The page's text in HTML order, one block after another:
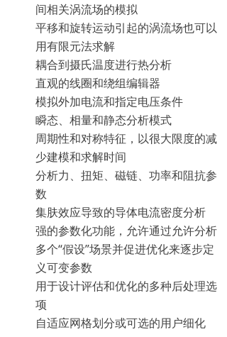
间相关涡流场的模拟
平移和旋转运动引起的涡流场也可以
用有限元法求解
耦合到摄氏温度进行热分析
直观的线圈和绕组编辑器
模拟外加电流和指定电压条件
瞬态、相量和静态分析模式
周期性和对称特征，以很大限度的减
少建模和求解时间
分析力、扭矩、磁链、功率和阻抗参
数
集肤效应导致的导体电流密度分析
强的参数化功能，允许通过允许分析
多个“假设”场景并促进优化来逐步定
义可变参数
用于设计评估和优化的多种后处理选
项
自适应网格划分或可选的用户细化